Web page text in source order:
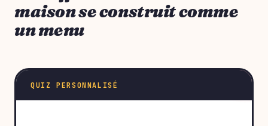
maison se construit comme
un menu
QUIZ PERSONNALISÉ